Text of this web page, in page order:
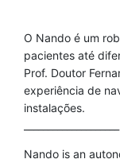
O Nando é um
pacientes até
Prof. Doutor
experiência de
instalações.
Nando is an